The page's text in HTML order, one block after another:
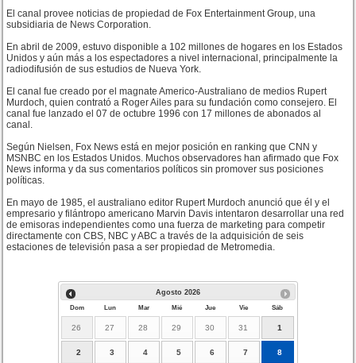
El canal provee noticias de propiedad de Fox Entertainment Group, una
subsidiaria de News Corporation.
En abril de 2009, estuvo disponible a 102 millones de hogares en los Estados
Unidos y aún más a los espectadores a nivel internacional, principalmente la
radiodifusión de sus estudios de Nueva York.
El canal fue creado por el magnate Americo-Australiano de medios Rupert
Murdoch, quien contrató a Roger Ailes para su fundación como consejero. El
canal fue lanzado el 07 de octubre 1996 con 17 millones de abonados al
canal.
Según Nielsen, Fox News está en mejor posición en ranking que CNN y
MSNBC en los Estados Unidos. Muchos observadores han afirmado que Fox
News informa y da sus comentarios políticos sin promover sus posiciones
políticas.
En mayo de 1985, el australiano editor Rupert Murdoch anunció que él y el
empresario y filántropo americano Marvin Davis intentaron desarrollar una red
de emisoras independientes como una fuerza de marketing para competir
directamente con CBS, NBC y ABC a través de la adquisición de seis
estaciones de televisión pasa a ser propiedad de Metromedia.
Agosto 2026
Dom Lun Mar Mié Jue Vie Sáb
26 27 28 29 30 31 1
2 3 4 5 6 7 8